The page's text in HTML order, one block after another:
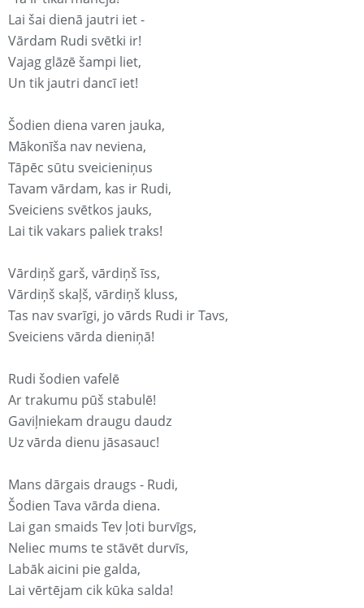
Lai šai dienā jautri iet -
Vārdam Rudi svētki ir!
Vajag glāzē šampi liet,
Un tik jautri dancī iet!
Šodien diena varen jauka,
Mākonīša nav neviena,
Tāpēc sūtu sveicieniņus
Tavam vārdam, kas ir Rudi,
Sveiciens svētkos jauks,
Lai tik vakars paliek traks!
Vārdiņš garš, vārdiņš īss,
Vārdiņš skaļš, vārdiņš kluss,
Tas nav svarīgi, jo vārds Rudi ir Tavs,
Sveiciens vārda dieniņā!
Rudi šodien vafelē
Ar trakumu pūš stabulē!
Gaviļniekam draugu daudz
Uz vārda dienu jāsasauc!
Mans dārgais draugs - Rudi,
Šodien Tava vārda diena.
Lai gan smaids Tev ļoti burvīgs,
Neliec mums te stāvēt durvīs,
Labāk aicini pie galda,
Lai vērtējam cik kūka salda!